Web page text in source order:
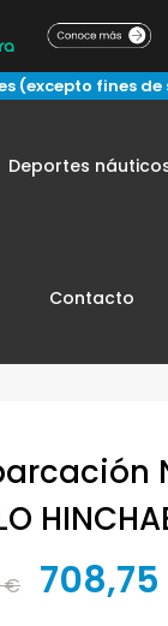
(excepto fines
Deportes
Contacto
€